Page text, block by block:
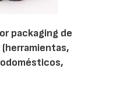
packaging de